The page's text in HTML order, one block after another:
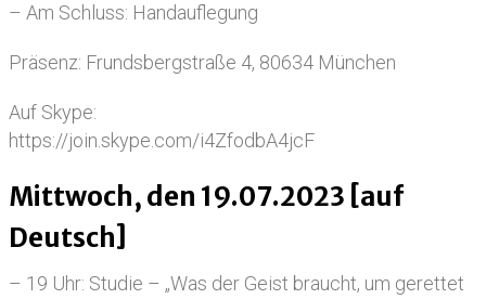
– Am Schluss: Handauflegung
Präsenz: Frundsbergstraße 4, 80634 München
Auf Skype:
https://join.skype.com/i4ZfodbA4jcF
Mittwoch, den 19.07.2023 [auf
Deutsch]
– 19 Uhr: Studie – „Was der Geist braucht, um gerettet